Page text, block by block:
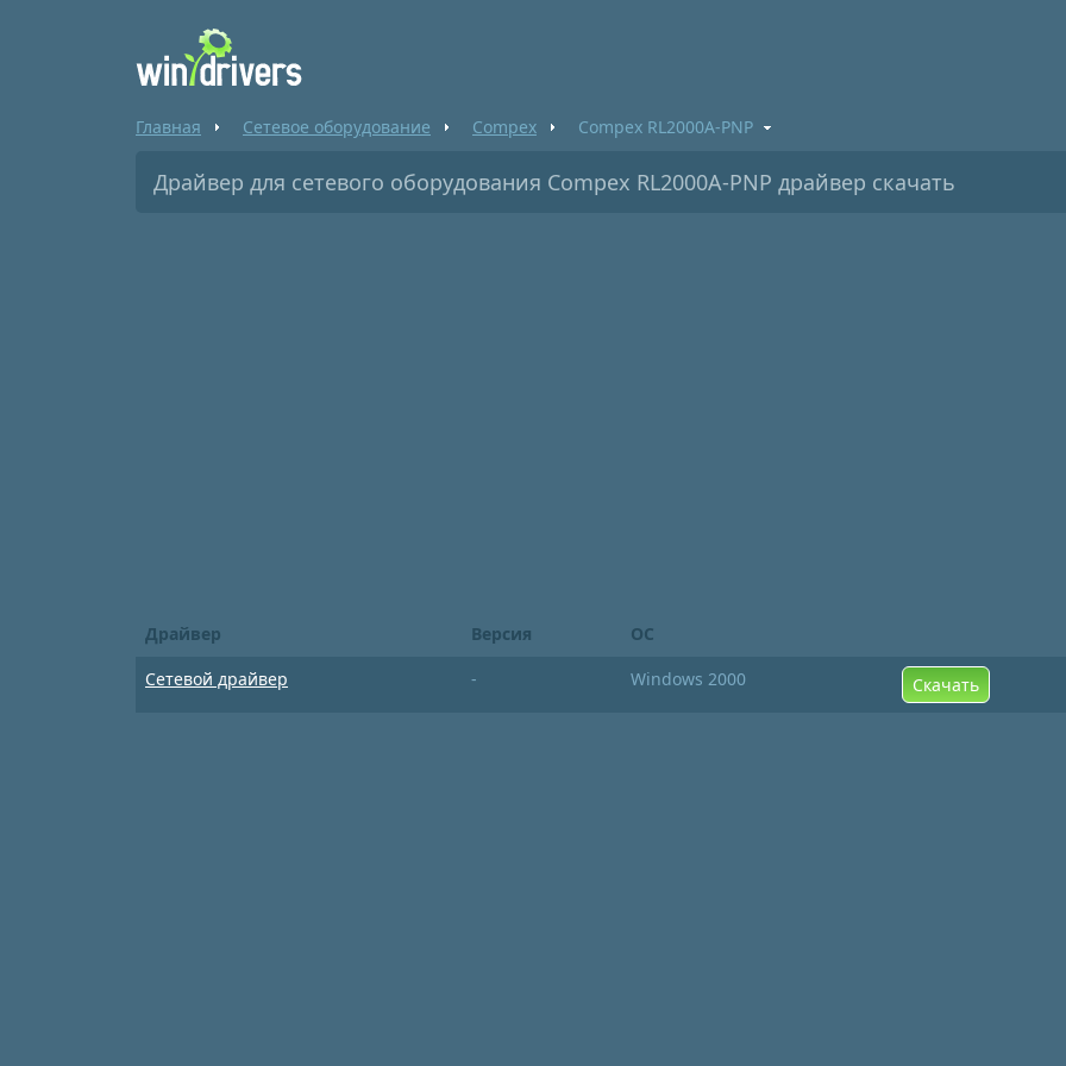
Главная Сетевое оборудование Compex Compex RL2000A-PNP
Драйвер для сетевого оборудования Compex RL2000A-PNP драйвер скачать
Драйвер Версия
ОС
Сетевой драйвер
- Windows 2000 Скачать